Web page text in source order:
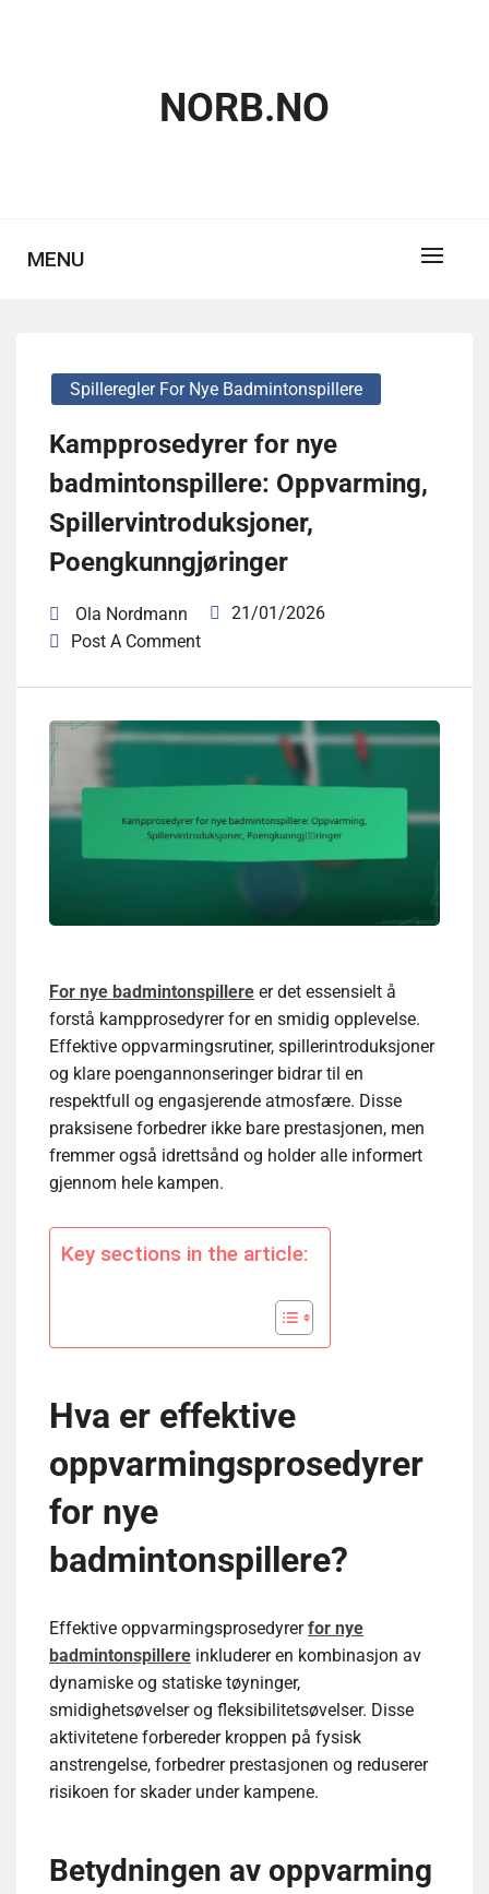
NORB.NO
MENU
Spilleregler For Nye Badmintonspillere
Kampprosedyrer for nye
badmintonspillere: Oppvarming,
Spillervintroduksjoner,
Poengkunngjøringer
Ola Nordmann
21/01/2026
Post A Comment
For nye badmintonspillere er det essensielt å
forstå kampprosedyrer for en smidig opplevelse.
Effektive oppvarmingsrutiner, spillerintroduksjoner
og klare poengannonseringer bidrar til en
respektfull og engasjerende atmosfære. Disse
praksisene forbedrer ikke bare prestasjonen, men
fremmer også idrettsånd og holder alle informert
gjennom hele kampen.
Key sections in the article:
Hva er effektive
oppvarmingsprosedyrer
for nye
badmintonspillere?
Effektive oppvarmingsprosedyrerfor nye
badmintonspillere inkluderer en kombinasjon av
dynamiske og statiske tøyninger,
smidighetsøvelser og fleksibilitetsøvelser. Disse
aktivitetene forbereder kroppen på fysisk
anstrengelse, forbedrer prestasjonen og reduserer
risikoen for skader under kampene.
Betydningen av oppvarming